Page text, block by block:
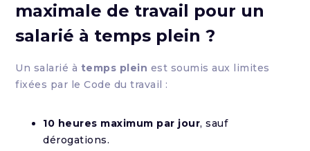
maximale de travail pour un
salarié à temps plein ?
Un salarié à temps plein est soumis aux limites
fixées par le Code du travail :
10 heures maximum par jour, sauf
dérogations.